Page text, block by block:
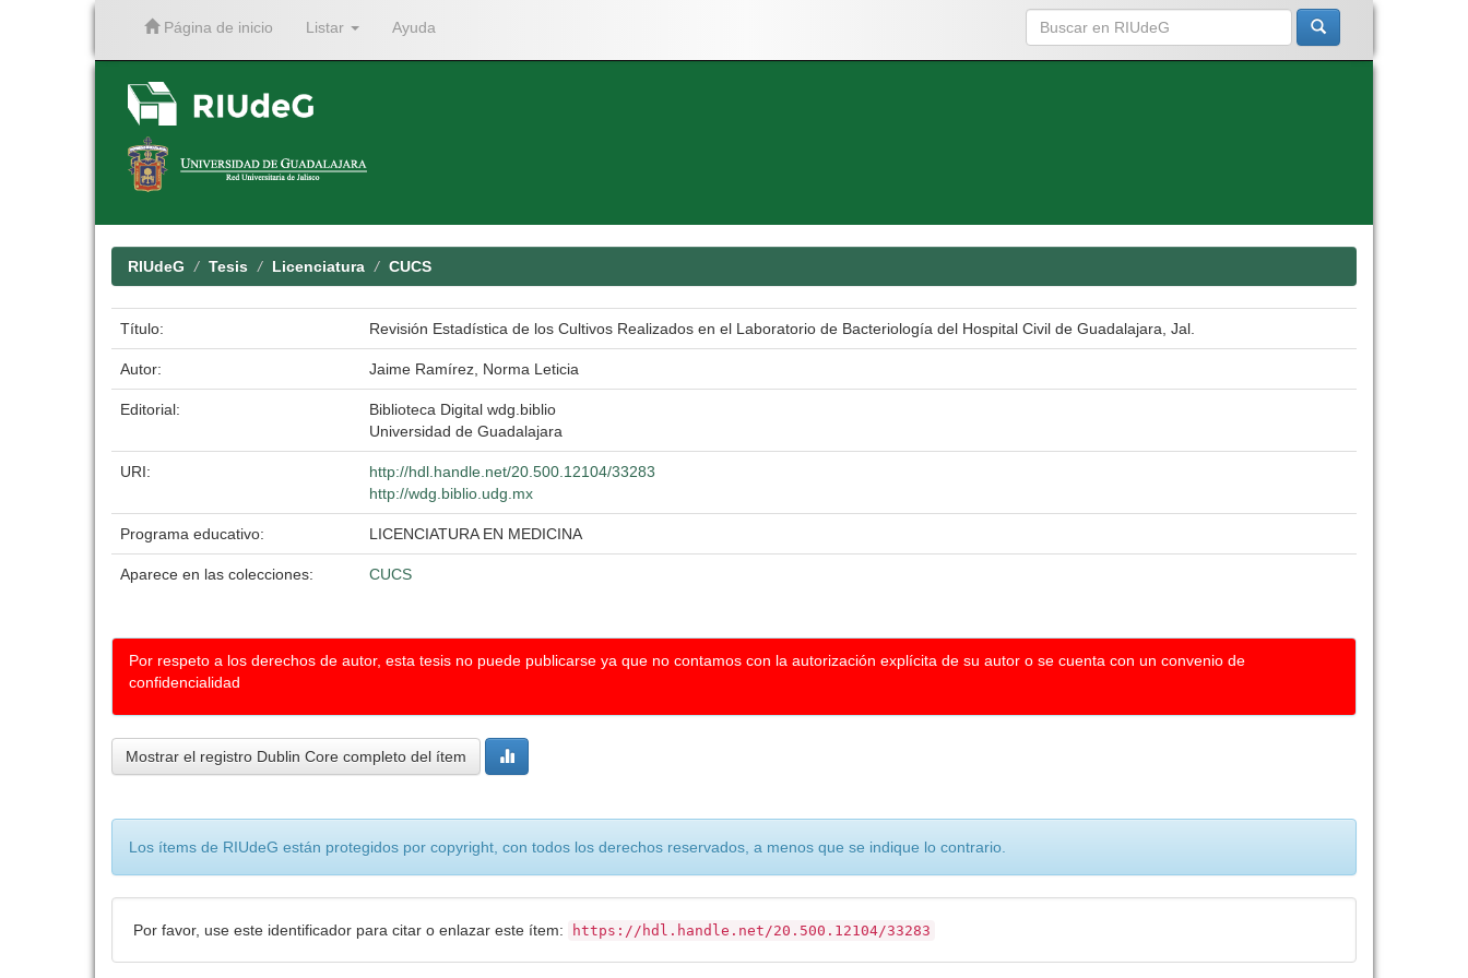
Página de inicio Listar Ayuda
RIUdeG Tesis Licenciatura CUCS
Título: Revisión Estadística de los Cultivos Realizados en el Laboratorio de Bacteriología del Hospital Civil de Guadalajara, Jal.
Autor: Jaime Ramírez, Norma Leticia
Editorial:
Biblioteca Digital wdg.biblio
Universidad de Guadalajara
URI:
http://hdl.handle.net/20.500.12104/33283
http://wdg.biblio.udg.mx
Programa educativo: LICENCIATURA EN MEDICINA
Aparece en las colecciones: CUCS
Por respeto a los derechos de autor, esta tesis no puede publicarse ya que no contamos con la autorización explícita de su autor o se cuenta con un convenio de
confidencialidad
Mostrar el registro Dublin Core completo del ítem
Los ítems de RIUdeG están protegidos por copyright, con todos los derechos reservados, a menos que se indique lo contrario.
Por favor, use este identificador para citar o enlazar este ítem: https://hdl.handle.net/20.500.12104/33283